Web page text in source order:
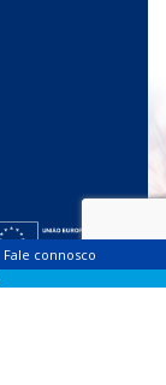
Fale connosco